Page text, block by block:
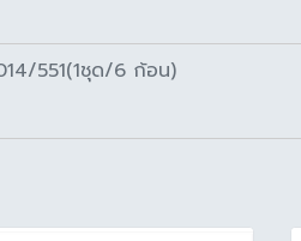
551(1ชุด/6 ก้อน)